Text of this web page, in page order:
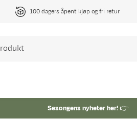
100 dagers åpent kjøp og fri retur
Sesongens nyheter her!👉